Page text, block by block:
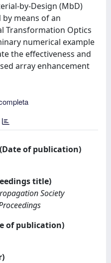
by-Design (MbD)
means of an
Transformation Optics
numerical example
the effectiveness and
array enhancement
of publication)
title)
Society
of publication)